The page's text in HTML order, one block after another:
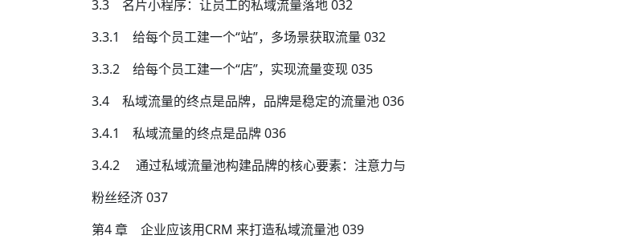
3.3 名片小程序：让员工的私域流量落地 032
3.3.1 给每个员工建一个“站”，多场景获取流量 032
3.3.2 给每个员工建一个“店”，实现流量变现 035
3.4 私域流量的终点是品牌，品牌是稳定的流量池 036
3.4.1 私域流量的终点是品牌 036
3.4.2 通过私域流量池构建品牌的核心要素：注意力与
粉丝经济 037
第4 章 企业应该用CRM 来打造私域流量池 039